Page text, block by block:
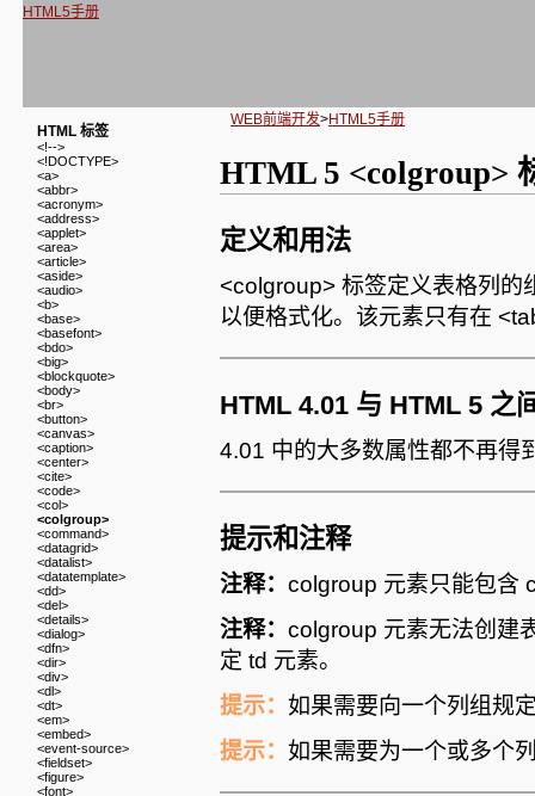
HTML5手册
WEB前端开发>HTML5手册
HTML 标签
<!-->
<!DOCTYPE>
<a>
<abbr>
<acronym>
<address>
<applet>
<area>
<article>
<aside>
<audio>
<b>
<base>
<basefont>
<bdo>
<big>
<blockquote>
<body>
<br>
<button>
<canvas>
<caption>
<center>
<cite>
<code>
<col>
<colgroup>
<command>
<datagrid>
<datalist>
<datatemplate>
<dd>
<del>
<details>
<dialog>
<dfn>
<dir>
<div>
<dl>
<dt>
<em>
<embed>
<event-source>
<fieldset>
<figure>
<font>
HTML 5 <colgroup>
定义和用法
<colgroup> 标签定义表格列的
以便格式化。该元素只有在
HTML 4.01 与 HTML 5 之
4.01 中的大多数属性都不再得
提示和注释
注释： colgroup 元素只能包含
注释： colgroup 元素无法创建
定 td 元素。
提示： 如果需要向一个列组规
提示： 如果需要为一个或多个